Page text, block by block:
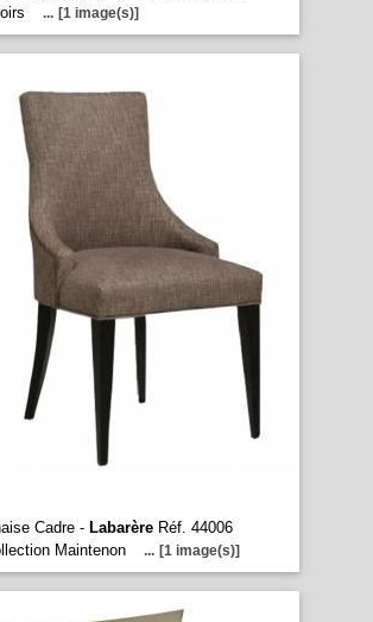
... [1 image(s)]
Cadre - LabarèreRéf. 44006
Maintenon
... [1 image(s)]